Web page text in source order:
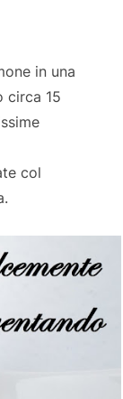
in una
circa 15
col